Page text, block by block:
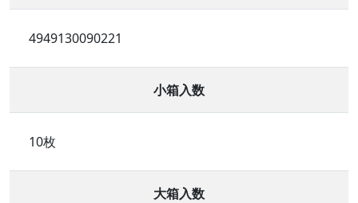
4949130090221
小箱入数
10枚
大箱入数